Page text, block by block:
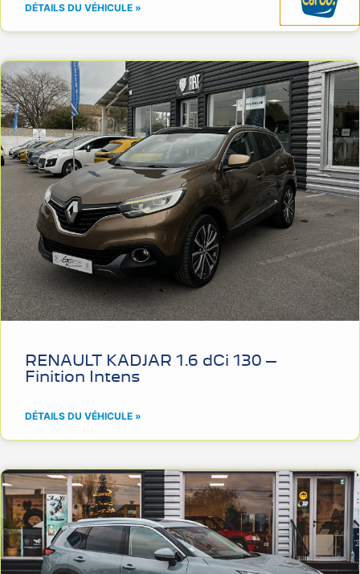
DÉTAILS DU VÉHICULE »
RENAULT KADJAR 1.6 dCi 130 –
Finition Intens
DÉTAILS DU VÉHICULE »